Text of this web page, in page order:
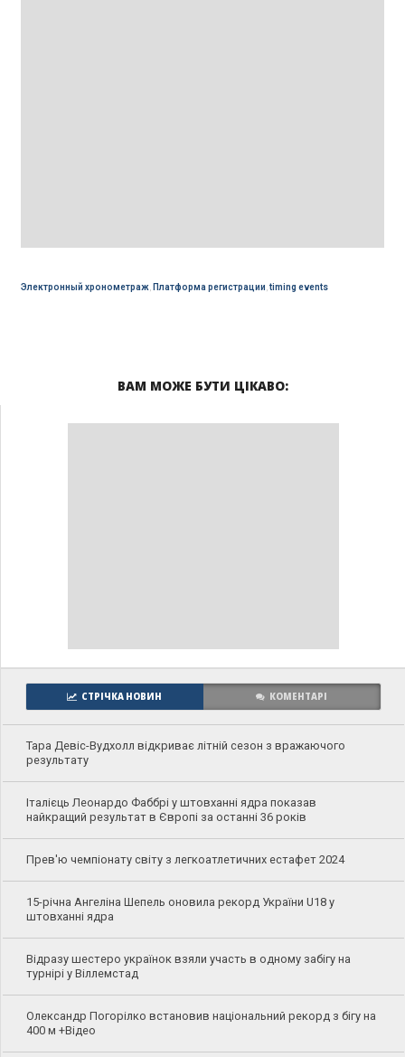
Электронный хронометраж, Платформа регистрации,timing events
ВАМ МОЖЕ БУТИ ЦІКАВО:
СТРІЧКА НОВИН КОМЕНТАРІ
Тара Девіс-Вудхолл відкриває літній сезон з вражаючого
результату
Італієць Леонардо Фаббрі у штовханні ядра показав
найкращий результат в Європі за останні 36 років
Прев'ю чемпіонату світу з легкоатлетичних естафет 2024
15-річна Ангеліна Шепель оновила рекорд України U18 у
штовханні ядра
Відразу шестеро українок взяли участь в одному забігу на
турнірі у Віллемстад
Олександр Погорілко встановив національний рекорд з бігу на
400 м +Відео